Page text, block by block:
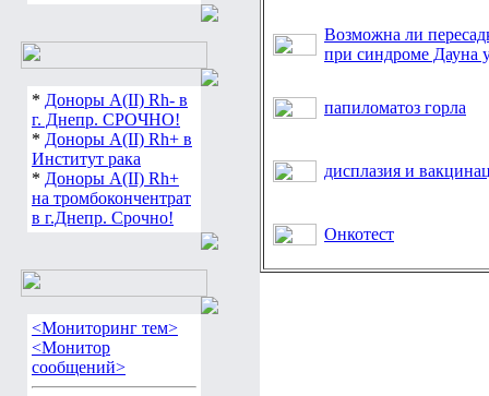
* Доноры А(ІІ) Rh- в
г. Днепр. СРОЧНО!
* Доноры А(ІІ) Rh+ в
Институт рака
* Доноры А(ІІ) Rh+
на тромбокончентрат
в г.Днепр. Срочно!
<Мониторинг тем>
<Монитор
сообщений>
Возможна ли
при синдроме Дауна
папиломатоз горла
дисплазия и
Онкотест